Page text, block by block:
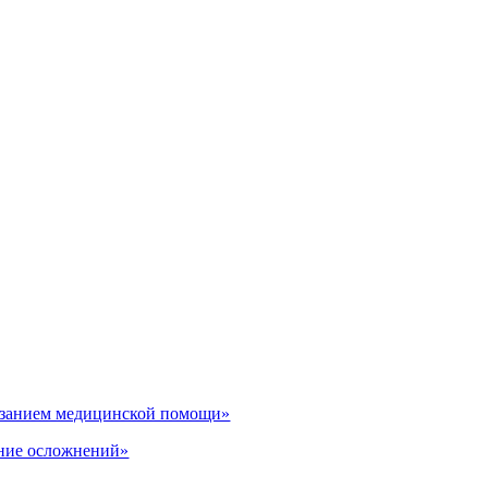
медицинской помощи»
осложнений»